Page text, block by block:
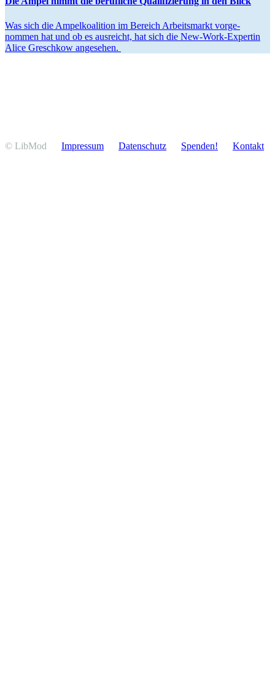
Was sich die Ampel­ko­alition im Bereich Arbeits­markt vorge­
nommen hat und ob es ausreicht, hat sich die New-Work-Expertin
Alice Greschkow angesehen.
© LibMod Impressum Daten­schutz Spenden! Kontakt